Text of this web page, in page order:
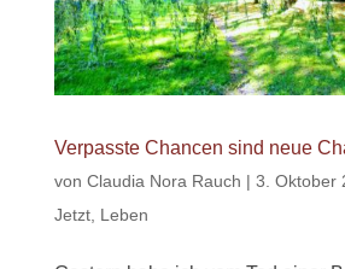
Verpasste Chancen sind neue
von Claudia Nora Rauch | 3. Oktober
Jetzt, Leben